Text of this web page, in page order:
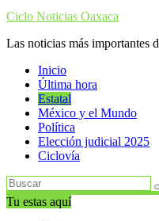
Ciclo Noticias Oaxaca
Las noticias más importantes
Inicio
Última hora
Estatal
México y el Mundo
Política
Elección judicial 2025
Ciclovía
Tu estas aquí